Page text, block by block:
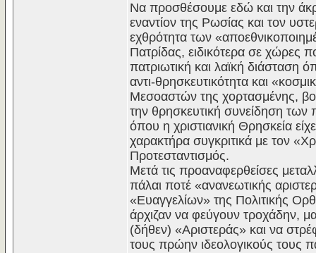
Να προσθέσουμε εδώ και την
εναντίον της Ρωσίας και τον
εχθρότητα των
Πατρίδας, ειδικότερα σε χώρες
πατριωτική και λαϊκή διάσταση
αντι-θρησκευτικότητα και
Μεσοαστών της χορτασμένης,
την θρησκευτική συνείδηση
όπου η χριστιανική Θρησκεία
χαρακτήρα συγκριτικά με τον
Προτεσταντισμός.
Μετά τις προαναφερθείσες
πάλαι ποτέ «ανανεωτικής
«Ευαγγελίων» της Πολιτικής
άρχιζαν να φεύγουν τροχάδην,
(δήθεν) «Αριστεράς» και να
τους πρώην ιδεολογικούς τους